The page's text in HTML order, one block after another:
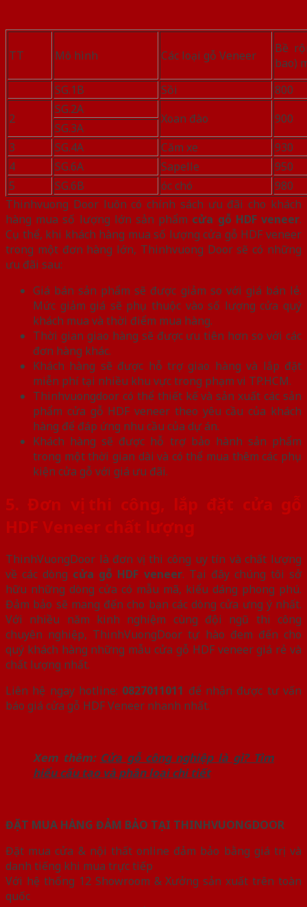
TT Mô hình Các loại gỗ Veneer
Bề
bao)
SG.1B
Sồi
800
2
SG.2A
Xoan đào 900
SG.3A
3
SG.4A Căm xe
930
4
SG.6A Sapelle
950
5
SG.6B óc chó
980
Thinhvuong Door luôn có chính sách ưu đãi cho khách
hàng mua số lượng lớn sản phẩm cửa gỗ HDF veneer.
Cụ thể, khi khách hàng mua số lượng cửa gỗ HDF veneer
trong một đơn hàng lớn, Thinhvuong Door sẽ có những
ưu đãi sau:
Giá bán sản phẩm sẽ được giảm so với giá bán lẻ.
Mức giảm giá sẽ phụ thuộc vào số lượng cửa quý
khách mua và thời điểm mua hàng.
Thời gian giao hàng sẽ được ưu tiên hơn so với các
đơn hàng khác.
Khách hàng sẽ được hỗ trợ giao hàng và lắp đặt
miễn phí tại nhiều khu vực trong phạm vi TP.HCM.
Thinhvuongdoor có thể thiết kế và sản xuất các sản
phẩm cửa gỗ HDF veneer theo yêu cầu của khách
hàng để đáp ứng nhu cầu của dự án.
Khách hàng sẽ được hỗ trợ bảo hành sản phẩm
trong một thời gian dài và có thể mua thêm các phụ
kiện cửa gỗ với giá ưu đãi.
5. Đơn vị thi công, lắp đặt cửa gỗ
HDF Veneer chất lượng
ThinhVuongDoor là đơn vị thi công uy tín và chất lượng
về các dòng cửa gỗ HDF veneer. Tại đây chúng tôi sở
hữu những dòng cửa có mẫu mã, kiểu dáng phong phú.
Đảm bảo sẽ mang đến cho bạn các dòng cửa ưng ý nhất.
Với nhiều năm kinh nghiệm cùng đội ngũ thi công
chuyên nghiệp, ThinhVuongDoor tự hào đem đến cho
quý khách hàng những mẫu cửa gỗ HDF veneer giá rẻ và
chất lượng nhất.
Liên hệ ngay hotline: 0827011011 để nhận được tư vấn
báo giá cửa gỗ HDF Veneer nhanh nhất.
Xem thêm: Cửa gỗ công nghiệp là gì? Tìm
hiểu cấu tạo và phân loại chi tiết
ĐẶT MUA HÀNG ĐẢM BẢO TẠI THINHVUONGDOOR
Đặt mua cửa & nội thất online đảm bảo bằng giá trị và
danh tiếng khi mua trực tiếp
Với hệ thống 12 Showroom & Xưởng sản xuất trên toàn
quốc